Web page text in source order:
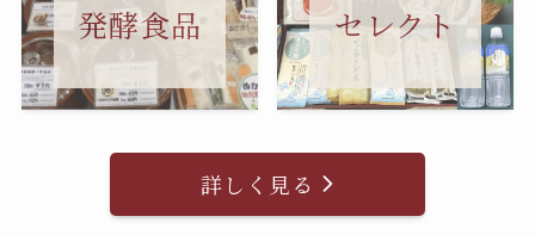
発酵食品 セレクト
詳しく見る